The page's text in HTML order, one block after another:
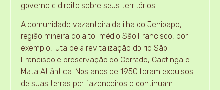
governo o direito sobre seus territórios.
A comunidade vazanteira da ilha do Jenipapo,
região mineira do alto-médio São Francisco, por
exemplo, luta pela revitalização do rio São
Francisco e preservação do Cerrado, Caatinga e
Mata Atlântica. Nos anos de 1950 foram expulsos
de suas terras por fazendeiros e continuam